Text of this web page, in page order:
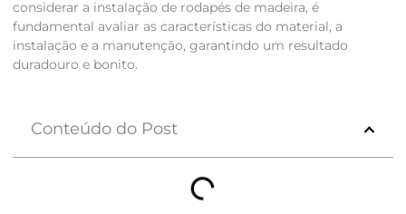
considerar a instalação de rodapés de madeira, é
fundamental avaliar as características do material, a
instalação e a manutenção, garantindo um resultado
duradouro e bonito.
Conteúdo do Post